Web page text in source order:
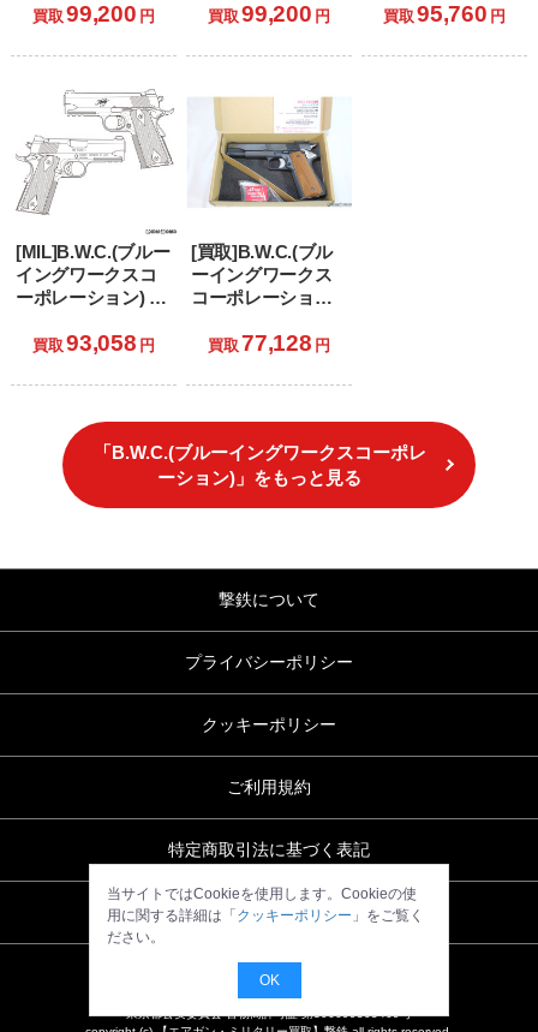
当サイトではCookieを使用します。Cookieの使
用に関する詳細は「クッキーポリシー 」をご覧く
ださい。
OK
ガン ウィルソンコ
ルフレーム ライト
ルーイング仕様
買取 99,200 円
ガン AMT
ードボーラー) 5イ
ル(初期型)
買取 99,200 円
SW1911 PC ブラス
バーモデルガン
買取 95,760 円
[MIL]B.W.C.(ブルー
イングワークスコ
ーポレーション) 発
Kimber PRO
MODEL(キンバー
ックモデル)
買取 93,058 円
[買取]B.W.C.(ブル
ーイングワークス
コーポレーション)
ガン ホーグカスタ
ブルーイングモデ
買取 77,128 円
「B.W.C.(ブルーイングワークスコーポレ
ーション)」をもっと見る
撃鉄について
プライバシーポリシー
クッキーポリシー
ご利用規約
特定商取引法に基づく表記
お問い合わせ
東京都公安委員会 古物商許可証 第306699505469号